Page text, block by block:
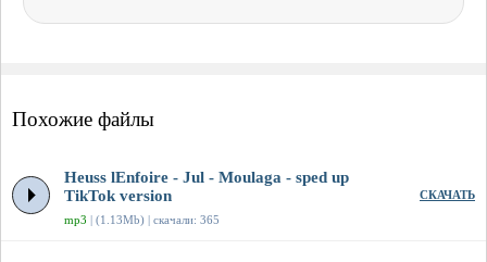
Похожие файлы
Heuss lEnfoirе - Jul - Moulaga - sped up
TikTok version
mp3 | (1.13Mb) | скачали: 365
СКАЧАТЬ